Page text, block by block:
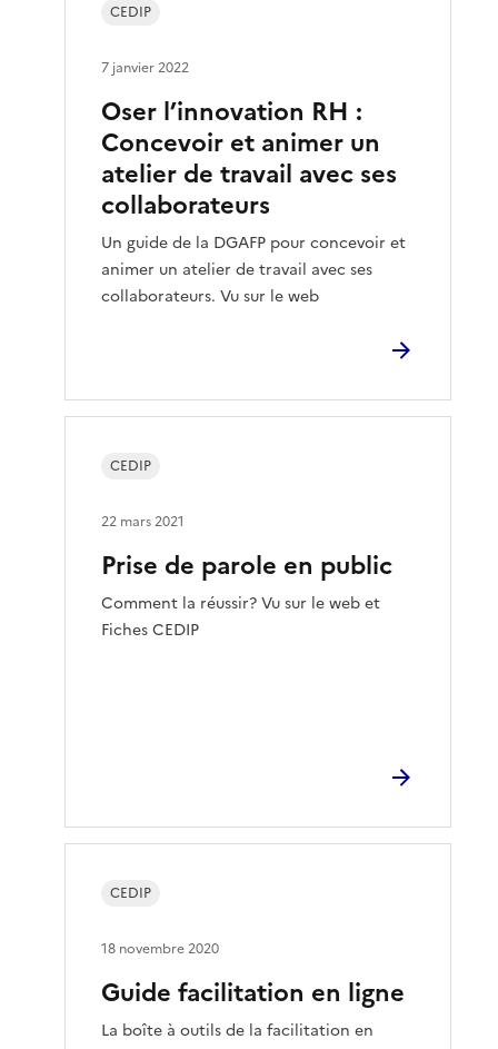
Oser l’innovation RH :
Concevoir et animer un
atelier de travail avec ses
collaborateurs
Un guide de la DGAFP pour concevoir et
animer un atelier de travail avec ses
collaborateurs. Vu sur le web
CEDIP
7 janvier 2022
Prise de parole en public
Comment la réussir? Vu sur le web et
Fiches CEDIP
CEDIP
22 mars 2021
Guide facilitation en ligne
La boîte à outils de la facilitation en
CEDIP
18 novembre 2020